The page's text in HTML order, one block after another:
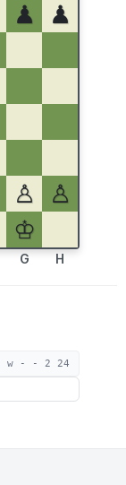
♟
♟
♙
♙
♔
G H
w - - 2 24